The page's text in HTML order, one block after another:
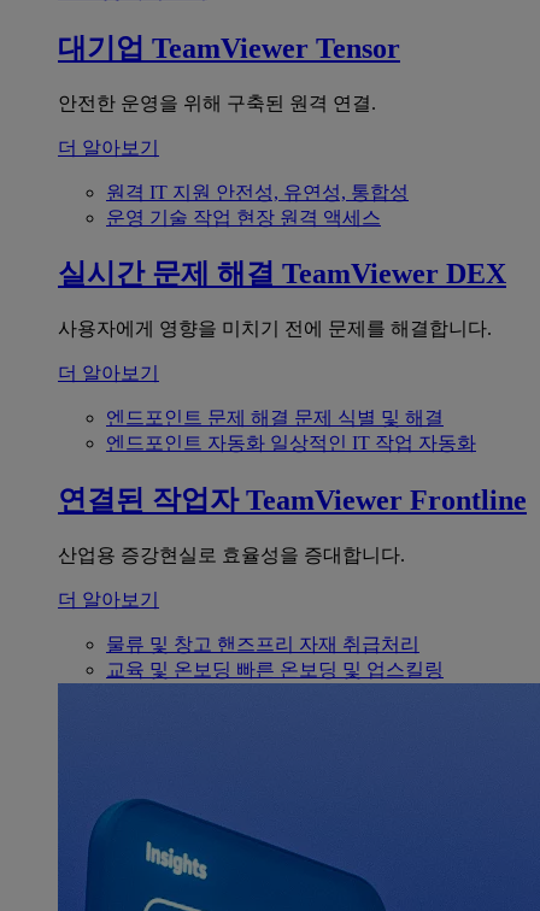
대기업 TeamViewer Tensor
안전한 운영을 위해 구축된 원격 연결.
더 알아보기
원격 IT 지원 안전성, 유연성, 통합성
운영 기술 작업 현장 원격 액세스
실시간 문제 해결 TeamViewer DEX
사용자에게 영향을 미치기 전에 문제를 해결합니다.
더 알아보기
엔드포인트 문제 해결 문제 식별 및 해결
엔드포인트 자동화 일상적인 IT 작업 자동화
연결된 작업자 TeamViewer Frontline
산업용 증강현실로 효율성을 증대합니다.
더 알아보기
물류 및 창고 핸즈프리 자재 취급처리
교육 및 온보딩 빠른 온보딩 및 업스킬링